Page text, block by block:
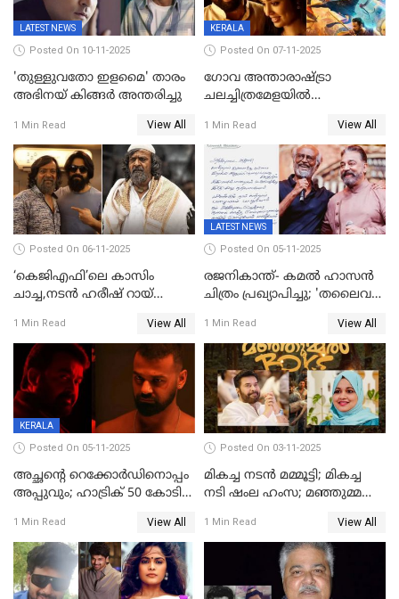
LATEST NEWS
Posted On 10-11-2025
'തുള്ളുവതോ ഇളമൈ' താരം
അഭിനയ് കിങ്ങർ അന്തരിച്ചു
1 Min Read View All
KERALA
Posted On 07-11-2025
ഗോവ അന്താരാഷ്ട്രാ
ചലച്ചിത്രമേളയില്‍
മലയാളത്തില്‍നിന്ന്
ഏകചിത്രമായി 'എആര്‍എം';
1 Min Read View All
Posted On 06-11-2025
‘കെജിഎഫി’ലെ കാസിം
ചാച്ച,നടൻ ഹരീഷ് റായ്
1 Min Read View All
LATEST NEWS
Posted On 05-11-2025
രജനികാന്ത്- കമൽ ഹാസൻ
ചിത്രം പ്രഖ്യാപിച്ചു; 'തലൈവർ
1 Min Read View All
KERALA
Posted On 05-11-2025
അച്ഛന്റെ റെക്കോർഡിനൊപ്പം
അപ്പുവും; ഹാട്രിക് 50 കോടി
മോഹൻലാൽ, 'ഡീയസ്
ഈറേ' കുതിപ്പ്
1 Min Read View All
Posted On 03-11-2025
മികച്ച നടൻ മമ്മൂട്ടി; മികച്ച
നടി ഷംല ഹംസ; മഞ്ഞുമ്മൽ
1 Min Read View All